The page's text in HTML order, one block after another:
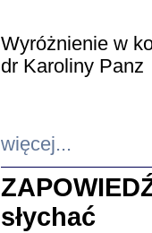
Wyróżnienie w
dr Karoliny Panz
więcej...
słychać